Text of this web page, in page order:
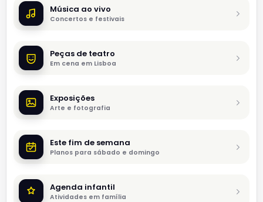
Música ao vivo
Concertos e festivais
Peças de teatro
Em cena em Lisboa
Exposições
Arte e fotografia
Este fim de semana
Planos para sábado e domingo
Agenda infantil
Atividades em família